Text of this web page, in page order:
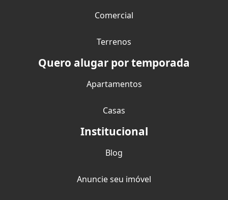
Comercial
Terrenos
Quero alugar por temporada
Apartamentos
Casas
Institucional
Blog
Anuncie seu imóvel